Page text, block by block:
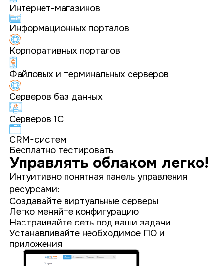
Интернет-магазинов
Информационных порталов
Корпоративных порталов
Файловых и терминальных серверов
Серверов баз данных
Серверов 1С
CRM-систем
Бесплатно тестировать
Управлять облаком легко!
Интуитивно понятная панель управления
ресурсами:
Создавайте виртуальные серверы
Легко меняйте конфигурацию
Настраивайте сеть под ваши задачи
Устанавливайте необходимое ПО и
приложения